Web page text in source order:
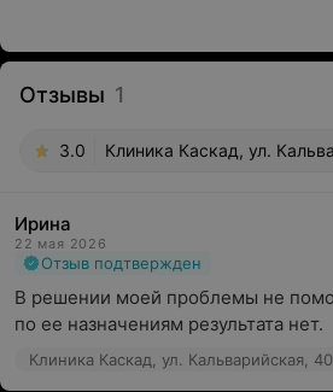
Отзывы 1
3.0 Клиника Каскад, ул.
Ирина
22 мая 2026
Отзыв подтвержден
В решении моей проблемы не
по ее назначениям результата нет.
Клиника Каскад, ул. Кальварийская, 40